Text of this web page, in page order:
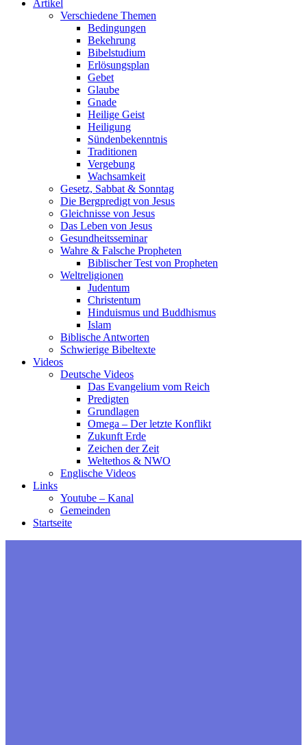
Artikel
Verschiedene Themen
Bedingungen
Bekehrung
Bibelstudium
Erlösungsplan
Gebet
Glaube
Gnade
Heilige Geist
Heiligung
Sündenbekenntnis
Traditionen
Vergebung
Wachsamkeit
Gesetz, Sabbat & Sonntag
Die Bergpredigt von Jesus
Gleichnisse von Jesus
Das Leben von Jesus
Gesundheitsseminar
Wahre & Falsche Propheten
Biblischer Test von Propheten
Weltreligionen
Judentum
Christentum
Hinduismus und Buddhismus
Islam
Biblische Antworten
Schwierige Bibeltexte
Videos
Deutsche Videos
Das Evangelium vom Reich
Predigten
Grundlagen
Omega – Der letzte Konflikt
Zukunft Erde
Zeichen der Zeit
Weltethos & NWO
Englische Videos
Links
Youtube – Kanal
Gemeinden
Startseite